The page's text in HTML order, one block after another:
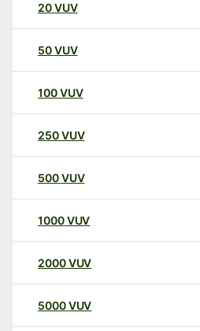
20VUV
50VUV
100VUV
250VUV
500VUV
1000VUV
2000VUV
5000VUV